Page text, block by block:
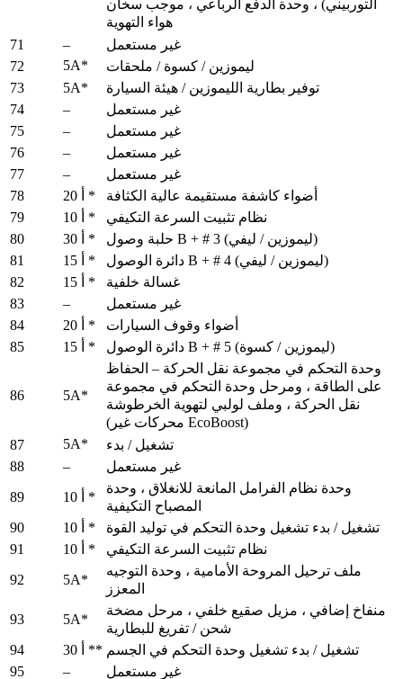
التوربيني) ، وحدة الدفع الرباعي ، موجب سخان
هواء التهوية
71
–
غير مستعمل
72
5A*
ليموزين / كسوة / ملحقات
73
5A*
توفير بطارية الليموزين / هيئة السيارة
74
–
غير مستعمل
75
–
غير مستعمل
76
–
غير مستعمل
77
–
غير مستعمل
78
20 أ *
أضواء كاشفة مستقيمة عالية الكثافة
79
10 أ *
نظام تثبيت السرعة التكيفي
80
30 أ *
حلبة وصول B + # 3 (ليموزين / ليفي)
81
15 أ *
دائرة الوصول B + # 4 (ليموزين / ليفي)
82
15 أ *
غسالة خلفية
83
–
غير مستعمل
84
20 أ *
أضواء وقوف السيارات
85
15 أ * دائرة الوصول B + # 5 (ليموزين / كسوة)
86 5A*
وحدة التحكم في مجموعة نقل الحركة – الحفاظ
على الطاقة ، ومرحل وحدة التحكم في مجموعة
نقل الحركة ، وملف لولبي لتهوية الخرطوشة
(محركات غير EcoBoost)
87
5A*
تشغيل / بدء
88
–
غير مستعمل
89
10 أ *
وحدة نظام الفرامل المانعة للانغلاق ، وحدة
المصباح التكيفية
90
10 أ *
تشغيل / بدء تشغيل وحدة التحكم في توليد القوة
91
10 أ *
نظام تثبيت السرعة التكيفي
92
5A*
ملف ترحيل المروحة الأمامية ، وحدة التوجيه
المعزز
93
5A*
منفاخ إضافي ، مزيل صقيع خلفي ، مرحل مضخة
شحن / تفريغ للبطارية
94
30 أ ** تشغيل / بدء تشغيل وحدة التحكم في الجسم
95
– غير مستعمل